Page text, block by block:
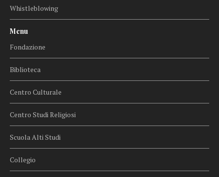
Whistleblowing
Menu
Fondazione
Biblioteca
Centro Culturale
Centro Studi Religiosi
Scuola Alti Studi
Collegio